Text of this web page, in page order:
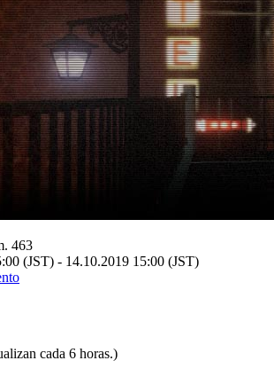
463
(JST) - 14.10.2019 15:00 (JST)
cada 6 horas.)